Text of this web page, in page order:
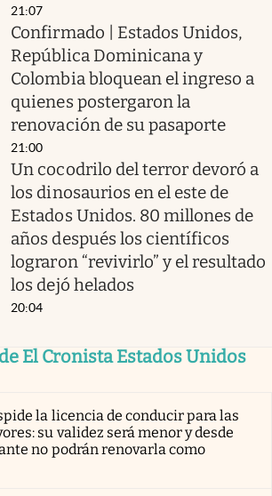
21:07
Confirmado | Estados Unidos,
República Dominicana y
Colombia bloquean el ingreso a
quienes postergaron la
renovación de su pasaporte
21:00
Un cocodrilo del terror devoró a
los dinosaurios en el este de
Estados Unidos. 80 millones de
años después los científicos
lograron “revivirlo” y el resultado
los dejó helados
20:04
El Cronista Estados Unidos
la licencia de conducir para las
su validez será menor y desde
no podrán renovarla como